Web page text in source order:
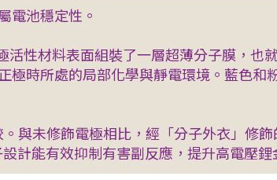
電池穩定性。
活性材料表面組裝了一層超薄分子膜，也
極時所處的局部化學與靜電環境。藍色和
與未修飾電極相比，經「分子外衣」修
計能有效抑制有害副反應，提升高電壓鋰